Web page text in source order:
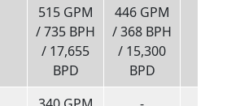
515 GPM
/ 735 BPH
/ 17,655
BPD
446 GPM
/ 368 BPH
/ 15,300
BPD